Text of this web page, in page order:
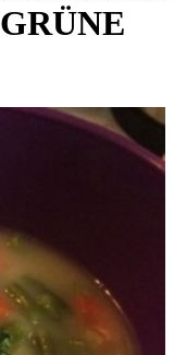
GRÜNE